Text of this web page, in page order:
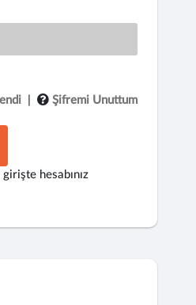
Şifremi Unuttum
hesabınız